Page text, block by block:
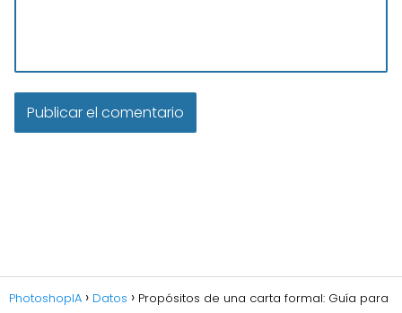
PhotoshopIA Datos
Propósitos de una carta formal: Guía para